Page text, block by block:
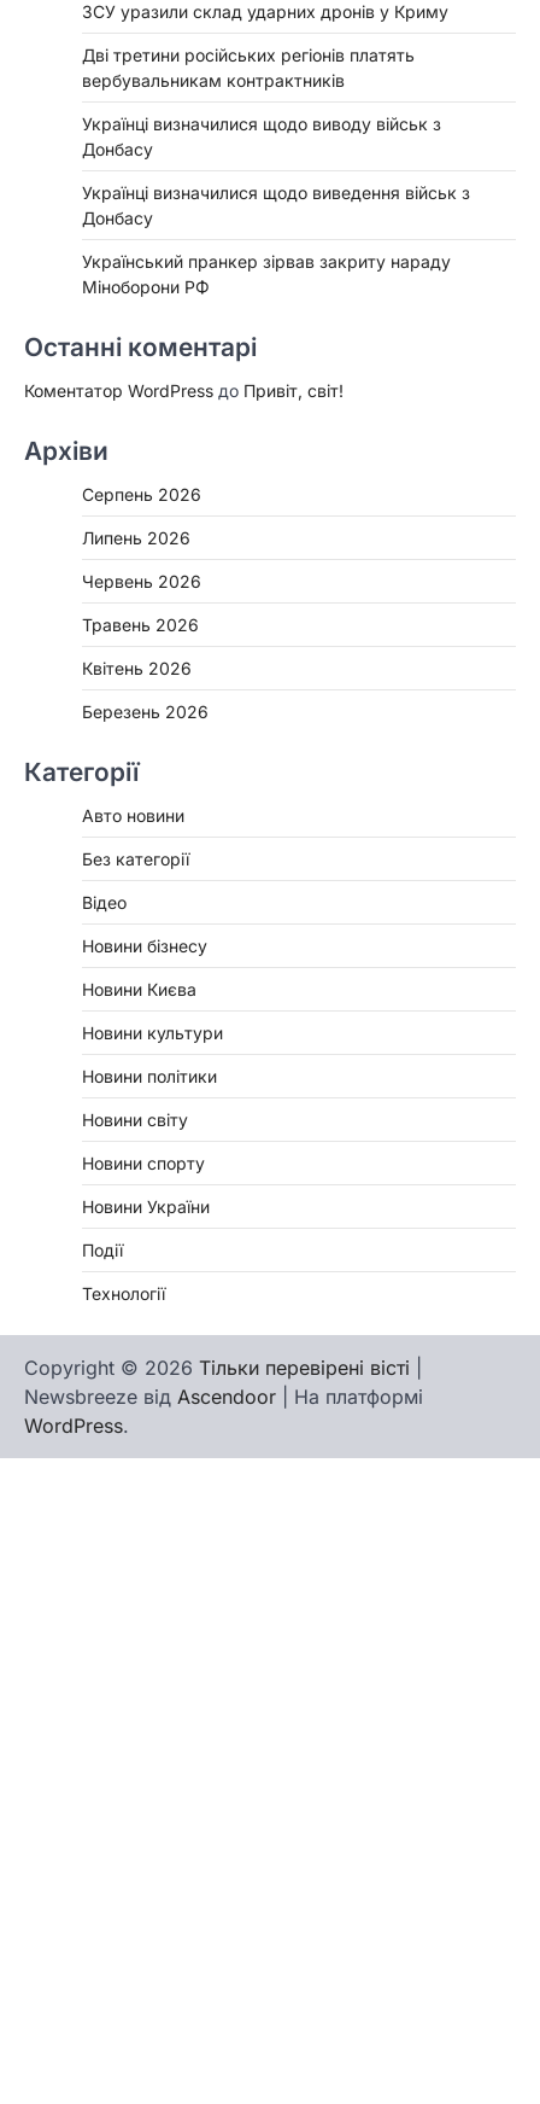
ЗСУ уразили склад ударних дронів у Криму
Дві третини російських регіонів платять
вербувальникам контрактників
Українці визначилися щодо виводу військ з
Донбасу
Українці визначилися щодо виведення військ з
Донбасу
Український пранкер зірвав закриту нараду
Міноборони РФ
Останні коментарі
Коментатор WordPress до Привіт, світ!
Архіви
Серпень 2026
Липень 2026
Червень 2026
Травень 2026
Квітень 2026
Березень 2026
Категорії
Авто новини
Без категорії
Відео
Новини бізнесу
Новини Києва
Новини культури
Новини політики
Новини світу
Новини спорту
Новини України
Події
Технології
Copyright © 2026 Тільки перевірені вісті
Newsbreeze від Ascendoor | На платформі
WordPress.